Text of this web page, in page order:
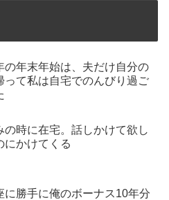
の年末年始は、夫だけ自分の
って私は自宅でのんびり過ご
の時に在宅。話しかけて欲し
にかけてくる
に勝手に俺のボーナス10年分